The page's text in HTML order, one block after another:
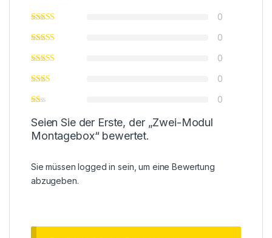
0
0
0
0
0
Seien Sie der Erste, der „Zwei-Modul
Montagebox“ bewertet.
Sie müssenlogged in sein, um eine Bewertung
abzugeben.